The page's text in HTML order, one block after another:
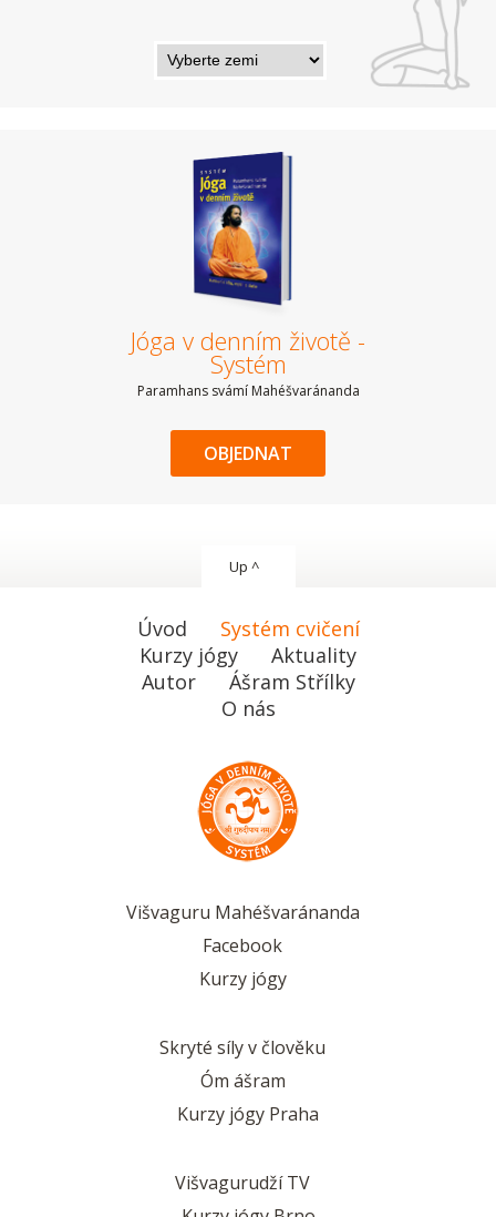
Jóga v denním životě -
Systém
Paramhans svámí Mahéšvaránanda
OBJEDNAT
Up ^
Úvod
Systém cvičení
Kurzy jógy
Aktuality
Autor
Ášram Střílky
O nás
Višvaguru Mahéšvaránanda
Facebook
Kurzy jógy
Skryté síly v člověku
Óm ášram
Kurzy jógy Praha
Višvagurudží TV